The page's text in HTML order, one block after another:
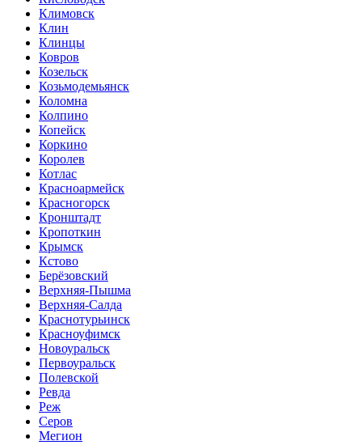
Климовск
Клин
Клинцы
Ковров
Козельск
Козьмодемьянск
Коломна
Колпино
Копейск
Коркино
Королев
Котлас
Красноармейск
Красногорск
Кронштадт
Кропоткин
Крымск
Кстово
Берёзовский
Верхняя-Пышма
Верхняя-Салда
Краснотурьинск
Красноуфимск
Новоуральск
Первоуральск
Полевской
Ревда
Реж
Серов
Мегион